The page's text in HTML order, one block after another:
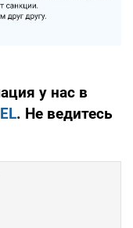
у нас в
. Не ведитесь